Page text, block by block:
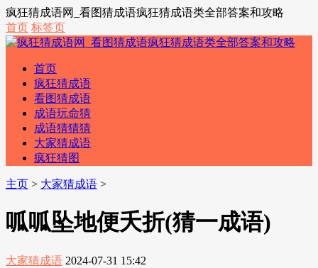
疯狂猜成语网_看图猜成语疯狂猜成语类全部答案和攻略
首页 标签页
首页
疯狂猜成语
看图猜成语
成语玩命猜
成语猜猜猜
大家猜成语
疯狂猜图
主页 > 大家猜成语 >
呱呱坠地便夭折(猜一成语)
大家猜成语 2024-07-31 15:42